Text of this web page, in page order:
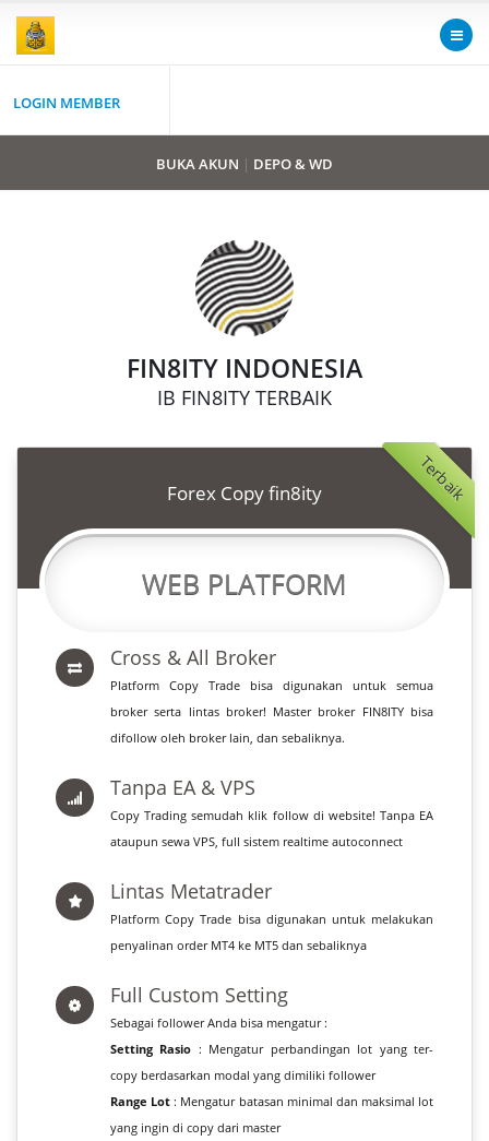
LOGIN MEMBER
BUKA AKUN | DEPO & WD
FIN8ITY INDONESIA
IB FIN8ITY TERBAIK
Terbaik
Forex Copy fin8ity
WEB PLATFORM
Cross & All Broker
Platform Copy Trade bisa digunakan untuk semua
broker serta lintas broker! Master broker FIN8ITY bisa
difollow oleh broker lain, dan sebaliknya.
Tanpa EA & VPS
Copy Trading semudah klik follow di website! Tanpa EA
ataupun sewa VPS, full sistem realtime autoconnect
Lintas Metatrader
Platform Copy Trade bisa digunakan untuk melakukan
penyalinan order MT4 ke MT5 dan sebaliknya
Full Custom Setting
Sebagai follower Anda bisa mengatur :
Setting Rasio : Mengatur perbandingan lot yang ter-
copy berdasarkan modal yang dimiliki follower
Range Lot : Mengatur batasan minimal dan maksimal lot
yang ingin di copy dari master